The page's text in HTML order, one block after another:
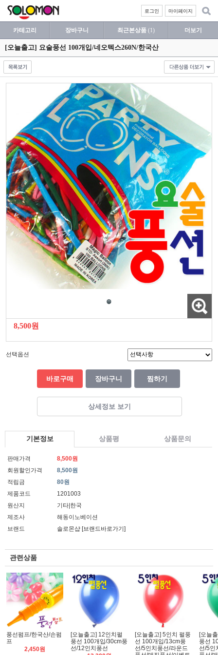
마이페이지
로그인
카테고리 장바구니 최근본상품 (1) 더보기
[오늘출고] 요술풍선 100개입/네오텍스260N/한국산
8,500원
선택옵션
바로구매 장바구니 찜하기
상세정보 보기
기본정보 상품평 상품문의
판매가격
8,500원
회원할인가격
8,500원
적립금
80원
제품코드
1201003
원산지
기타|한국
제조사
해동이노베이션
브랜드
솔로몬샵 [브랜드바로가기]
관련상품
풍선펌프/한국산/손펌
프
2,450원
[오늘출고] 12인치펄
풍선 100개입/30cm풍
선/12인치풍선
[오늘출고] 5인치 펄풍
선 100개입/13cm풍
선/5인치풍선/라운드
[오늘
풍선
선/5인